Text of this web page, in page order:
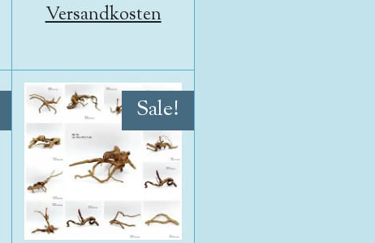
Versandkosten
Sale!